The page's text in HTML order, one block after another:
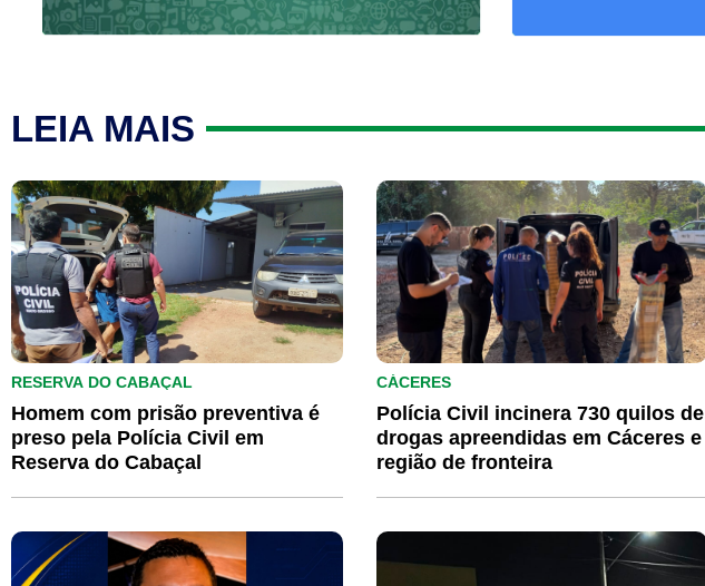
LEIA MAIS
RESERVA DO CABAÇAL
Homem com prisão preventiva é
preso pela Polícia Civil em
Reserva do Cabaçal
CÁCERES
Polícia Civil incinera 730 quilos de
drogas apreendidas em Cáceres e
região de fronteira